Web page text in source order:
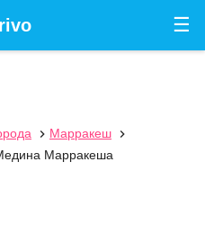
☰
 Марракеш

Марракеша